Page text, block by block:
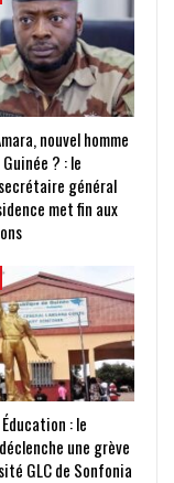
nouvel homme
? : le
général
met fin aux
: le
une grève
GLC de Sonfonia